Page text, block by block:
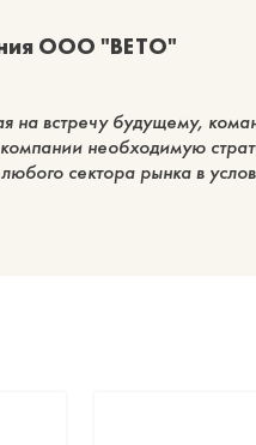
ООО "ВЕТО"
на встречу будущему,
необходимую
сектора рынка в